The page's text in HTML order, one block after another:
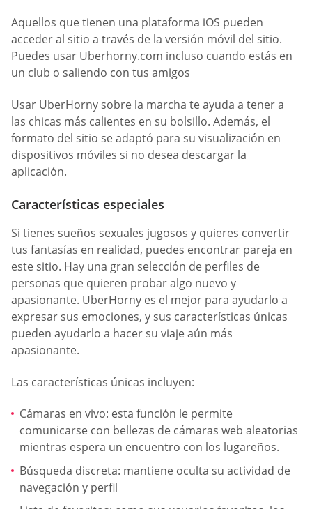
Aquellos que tienen una plataforma iOS pueden
acceder al sitio a través de la versión móvil del sitio.
Puedes usar Uberhorny.com incluso cuando estás en
un club o saliendo con tus amigos
Usar UberHorny sobre la marcha te ayuda a tener a
las chicas más calientes en su bolsillo. Además, el
formato del sitio se adaptó para su visualización en
dispositivos móviles si no desea descargar la
aplicación.
Características especiales
Si tienes sueños sexuales jugosos y quieres convertir
tus fantasías en realidad, puedes encontrar pareja en
este sitio. Hay una gran selección de perfiles de
personas que quieren probar algo nuevo y
apasionante. UberHorny es el mejor para ayudarlo a
expresar sus emociones, y sus características únicas
pueden ayudarlo a hacer su viaje aún más
apasionante.
Las características únicas incluyen:
Cámaras en vivo: esta función le permite
comunicarse con bellezas de cámaras web aleatorias
mientras espera un encuentro con los lugareños.
Búsqueda discreta: mantiene oculta su actividad de
navegación y perfil